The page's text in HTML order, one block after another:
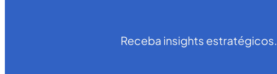
Receba insights estratégicos.